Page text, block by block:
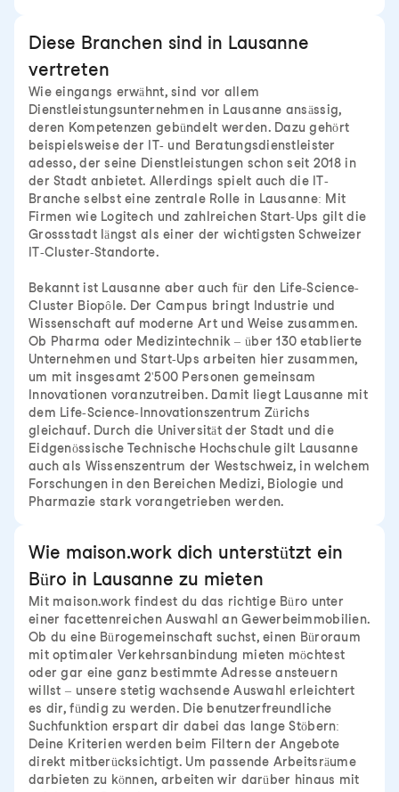
Diese Branchen sind in Lausanne
vertreten
Wie eingangs erwähnt, sind vor allem
Dienstleistungsunternehmen in Lausanne ansässig,
deren Kompetenzen gebündelt werden. Dazu gehört
beispielsweise der IT- und Beratungsdienstleister
adesso, der seine Dienstleistungen schon seit 2018 in
der Stadt anbietet. Allerdings spielt auch die IT-
Branche selbst eine zentrale Rolle in Lausanne: Mit
Firmen wie Logitech und zahlreichen Start-Ups gilt die
Grossstadt längst als einer der wichtigsten Schweizer
IT-Cluster-Standorte.
Bekannt ist Lausanne aber auch für den Life-Science-
Cluster Biopôle. Der Campus bringt Industrie und
Wissenschaft auf moderne Art und Weise zusammen.
Ob Pharma oder Medizintechnik – über 130 etablierte
Unternehmen und Start-Ups arbeiten hier zusammen,
um mit insgesamt 2'500 Personen gemeinsam
Innovationen voranzutreiben. Damit liegt Lausanne mit
dem Life-Science-Innovationszentrum Zürichs
gleichauf. Durch die Universität der Stadt und die
Eidgenössische Technische Hochschule gilt Lausanne
auch als Wissenszentrum der Westschweiz, in welchem
Forschungen in den Bereichen Medizi, Biologie und
Pharmazie stark vorangetrieben werden.
Wie maison.work dich unterstützt ein
Büro in Lausanne zu mieten
Mit maison.work findest du das richtige Büro unter
einer facettenreichen Auswahl an Gewerbeimmobilien.
Ob du eine Bürogemeinschaft suchst, einen Büroraum
mit optimaler Verkehrsanbindung mieten möchtest
oder gar eine ganz bestimmte Adresse ansteuern
willst – unsere stetig wachsende Auswahl erleichtert
es dir, fündig zu werden. Die benutzerfreundliche
Suchfunktion erspart dir dabei das lange Stöbern:
Deine Kriterien werden beim Filtern der Angebote
direkt mitberücksichtigt. Um passende Arbeitsräume
darbieten zu können, arbeiten wir darüber hinaus mit